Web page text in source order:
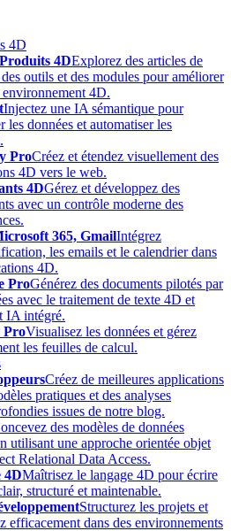
4D
4DExplorez des articles de
outils et des modules pour améliorer
4D.
Injectez une IA sémantique pour
les données et automatiser les
ProCréez et étendez visuellement des
4D vers le web.
4DGérez et développez des
avec un contrôle moderne des
365, GmailIntégrez
les emails et le calendrier dans
4D.
ProGénérez des documents pilotés par
avec le traitement de texte 4D et
IA intégré.
ProVisualisez les données et gérez
les feuilles de calcul.
Créez de meilleures applications
pratiques et des analyses
issues de notre blog.
des modèles de données
utilisant une approche orientée objet
Relational Data Access.
4DMaîtrisez le langage 4D pour écrire
structuré et maintenable.
Structurez les projets et
efficacement dans des environnements